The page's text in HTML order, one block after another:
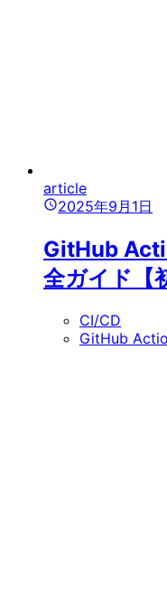
article
2025年9月1日
GitHub
全ガイド【
CI/CD
GitHub